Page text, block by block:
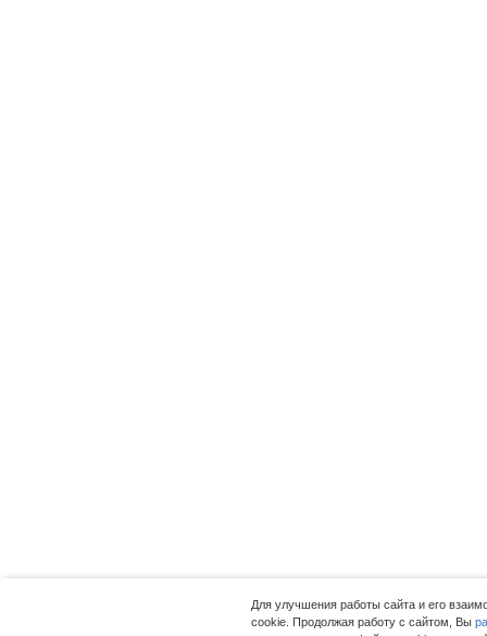
Для улучшения работы сайта и его
cookie. Продолжая работу с сайтом, Вы